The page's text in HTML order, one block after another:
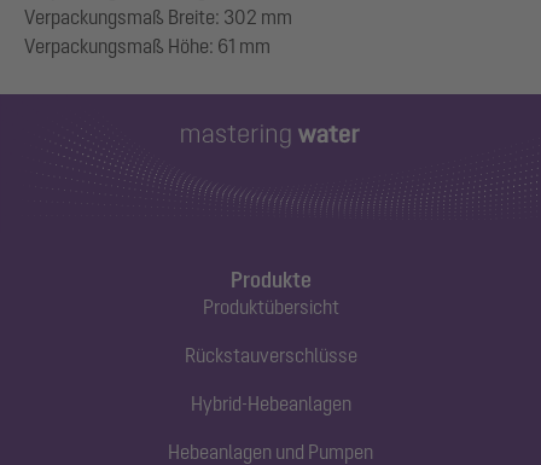
Verpackungsmaß Breite: 302 mm
Produkte
Produktübersicht
Rückstauverschlüsse
Hybrid-Hebeanlagen
Hebeanlagen und Pumpen